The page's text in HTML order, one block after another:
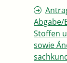
Abgabe/
Stoffen
sowie